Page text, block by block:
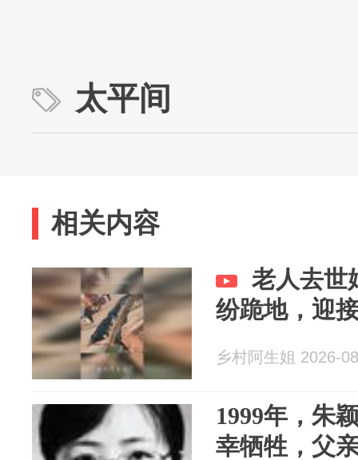
太平间
相关内容
老人去世
纷跪地，迎
乡村阿生姐 2026-
1999年，朱
幸牺牲，父